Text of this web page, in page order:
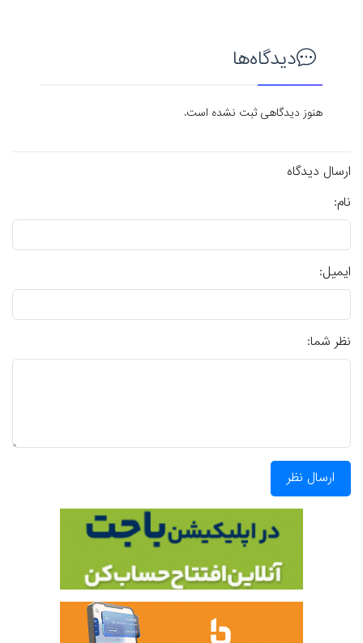
دیدگاه‌ها
هنوز دیدگاهی ثبت نشده است.
ارسال دیدگاه
نام:
ایمیل:
نظر شما:
ارسال نظر